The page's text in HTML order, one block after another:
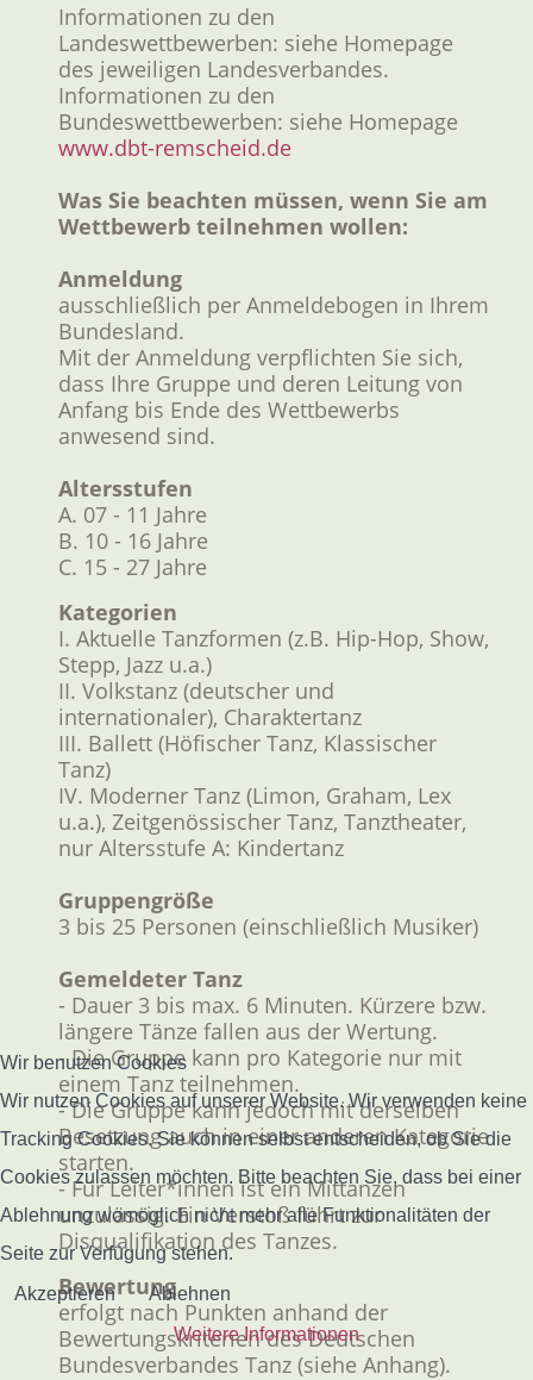
Informationen zu den
Landeswettbewerben: siehe Homepage
des jeweiligen Landesverbandes.
Informationen zu den
Bundeswettbewerben: siehe Homepage
www.dbt-remscheid.de
Was Sie beachten müssen, wenn Sie am
Wettbewerb teilnehmen wollen:
Anmeldung
ausschließlich per Anmeldebogen in Ihrem
Bundesland.
Mit der Anmeldung verpflichten Sie sich,
dass Ihre Gruppe und deren Leitung von
Anfang bis Ende des Wettbewerbs
anwesend sind.
Altersstufen
A. 07 - 11 Jahre
B. 10 - 16 Jahre
C. 15 - 27 Jahre
Kategorien
I. Aktuelle Tanzformen (z.B. Hip-Hop, Show,
Stepp, Jazz u.a.)
II. Volkstanz (deutscher und
internationaler), Charaktertanz
III. Ballett (Höfischer Tanz, Klassischer
Tanz)
IV. Moderner Tanz (Limon, Graham, Lex
u.a.), Zeitgenössischer Tanz, Tanztheater,
nur Altersstufe A: Kindertanz
Gruppengröße
3 bis 25 Personen (einschließlich Musiker)
Gemeldeter Tanz
- Dauer 3 bis max. 6 Minuten. Kürzere bzw.
längere Tänze fallen aus der Wertung.
- Die Gruppe kann pro Kategorie nur mit
einem Tanz teilnehmen.
- Die Gruppe kann jedoch mit derselben
Besetzung auch in einer anderen Kategorie
starten.
- Für Leiter*innen ist ein Mittanzen
unzulässig. Ein Verstoß führt zur
Disqualifikation des Tanzes.
Bewertung
erfolgt nach Punkten anhand der
Bewertungskriterien des Deutschen
Bundesverbandes Tanz (siehe Anhang).
Wir benutzen Cookies
Wir nutzen Cookies auf unserer Website. Wir verwenden keine
Tracking Cookies. Sie können selbst entscheiden, ob Sie die
Cookies zulassen möchten. Bitte beachten Sie, dass bei einer
Ablehnung womöglich nicht mehr alle Funktionalitäten der
Seite zur Verfügung stehen.
Akzeptieren
Ablehnen
Weitere Informationen